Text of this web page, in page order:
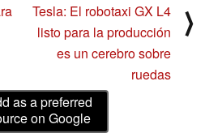
Tesla: El robotaxi GX L4
listo para la producción
es un cerebro sobre
ruedas
⟩
as a preferred
on Google